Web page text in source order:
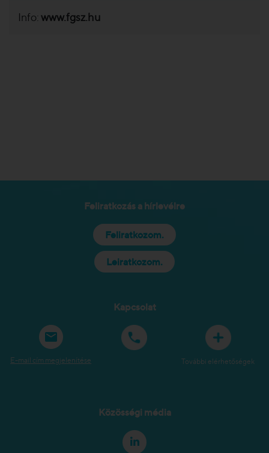
Info: www.fgsz.hu
Feliratkozás a hírlevélre
Feliratkozom.
Leiratkozom.
Kapcsolat
E-mail cím megjelenítése További elérhetőségek
Közösségi média